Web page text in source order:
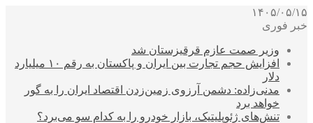
۱۴۰۵/۰۵/۱۵
خبر فوری
وزیر صمت عازم قرقیزستان شد
افزایش حجم تجارت بین ایران و پاکستان به رقم ۱۰ میلیارد
دلار
مدنی‌زاده: دشمن آرزوی زمین‌زدن اقتصاد ایران را به گور
خواهد برد
تنش‌های ژئوپلیتیک، بازار خودرو را به کدام سو می‌برد؟